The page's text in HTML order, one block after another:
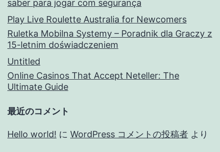
saber para jogar com segurança
Play Live Roulette Australia for Newcomers
Ruletka Mobilna Systemy – Poradnik dla Graczy z
15-letnim doświadczeniem
Untitled
Online Casinos That Accept Neteller: The
Ultimate Guide
最近のコメント
Hello world! に WordPress コメントの投稿者 より